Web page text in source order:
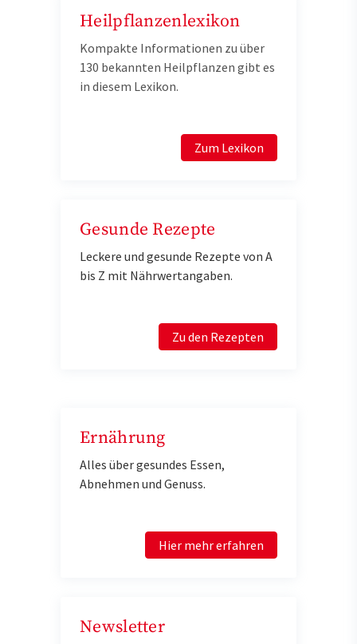
Heilpflanzenlexikon
Kompakte Informationen zu über
130 bekannten Heilpflanzen gibt es
in diesem Lexikon.
Zum Lexikon
Gesunde Rezepte
Leckere und gesunde Rezepte von A
bis Z mit Nährwertangaben.
Zu den Rezepten
Ernährung
Alles über gesundes Essen,
Abnehmen und Genuss.
Hier mehr erfahren
Newsletter